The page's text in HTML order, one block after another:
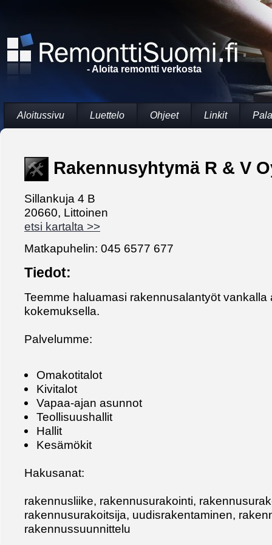
- Aloita remontti verkosta
Aloitussivu Luettelo Ohjeet Linkit
Rakennusyhtymä R & V
Sillankuja 4 B
20660, Littoinen
etsi kartalta >>
Matkapuhelin: 045 6577 677
Tiedot:
Teemme haluamasi rakennusalantyöt vankalla
kokemuksella.
Palvelumme:
Omakotitalot
Kivitalot
Vapaa-ajan asunnot
Teollisuushallit
Hallit
Kesämökit
Hakusanat:
rakennusliike, rakennusurakointi,
rakennusurakoitsija, uudisrakentaminen,
rakennussuunnittelu